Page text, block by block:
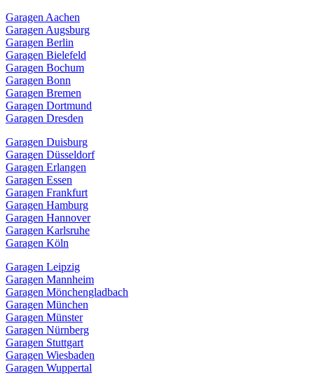
Garagen Aachen
Garagen Augsburg
Garagen Berlin
Garagen Bielefeld
Garagen Bochum
Garagen Bonn
Garagen Bremen
Garagen Dortmund
Garagen Dresden
Garagen Duisburg
Garagen Düsseldorf
Garagen Erlangen
Garagen Essen
Garagen Frankfurt
Garagen Hamburg
Garagen Hannover
Garagen Karlsruhe
Garagen Köln
Garagen Leipzig
Garagen Mannheim
Garagen Mönchengladbach
Garagen München
Garagen Münster
Garagen Nürnberg
Garagen Stuttgart
Garagen Wiesbaden
Garagen Wuppertal